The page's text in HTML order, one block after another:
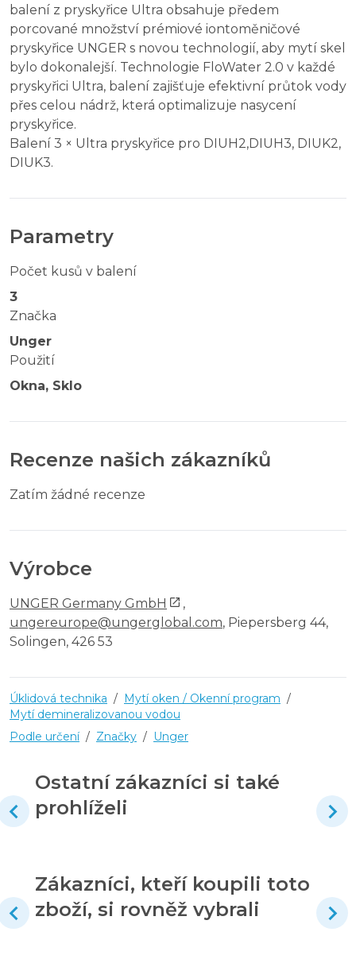
balení z pryskyřice Ultra obsahuje předem
porcované množství prémiové iontoměničové
pryskyřice UNGER s novou technologií, aby mytí skel
bylo dokonalejší. Technologie FloWater 2.0 v každé
pryskyřici Ultra, balení zajišťuje efektivní průtok vody
přes celou nádrž, která optimalizuje nasycení
pryskyřice.
Balení 3 × Ultra pryskyřice pro DIUH2,DIUH3, DIUK2,
DIUK3.
Parametry
Počet kusů v balení
3
Značka
Unger
Použití
Okna, Sklo
Recenze našich zákazníků
Zatím žádné recenze
Výrobce
UNGER Germany GmbH
,
ungereurope@ungerglobal.com, Piepersberg 44,
Solingen, 426 53
Úklidová technika / Mytí oken / Okenní program /
Mytí demineralizovanou vodou
Podle určení / Značky / Unger
Ostatní zákazníci si také
prohlíželi
Zákazníci, kteří koupili toto
zboží, si rovněž vybrali